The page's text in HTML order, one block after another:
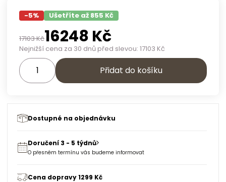
-5% Ušetříte až 855 Kč
17103Kč16248 Kč
Nejnižší cena za 30 dnů před slevou: 17103 Kč
Přidat do košíku
Dostupné na objednávku
Doručení 3 - 5 týdnů
O přesném termínu vás budeme informovat
Cena dopravy 1299 Kč